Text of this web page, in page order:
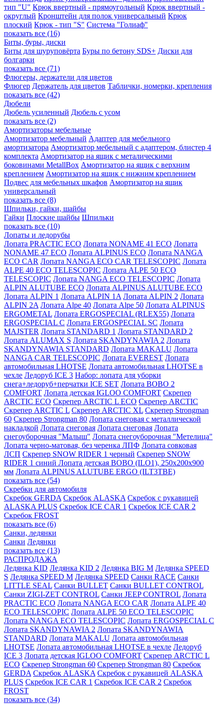
тип "U" Крюк ввертный - прямоугольный Крюк ввертный -
округлый Кронштейн для полок универсальный Крюк
плоский Крюк - тип "S" Система "Голиаф"
показать все (16)
Биты, буры, диски
Биты для шуруповёрта Буры по бетону SDS+ Диски для
болгарки
показать все (71)
Флюгеры, держатели для цветов
Флюгер Держатель для цветов Таблички, номерки, крепления
показать все (42)
Дюбели
Дюбель усиленный Дюбель с усом
показать все (2)
Амортизаторы мебельные
Амортизатор мебельный Адаптер для мебельного
амортизатора Амортизатор мебельный с адаптером, блистер 4
комплекта Амортизатор на ящик с металическими
боковинами MetallBox Амортизатор на ящик с верхним
креплением Амортизатор на ящик с нижним креплением
Подвес для мебельных шкафов Амортизатор на ящик
универсальный
показать все (8)
Шпильки, гайки, шайбы
Гайки Плоские шайбы Шпильки
показать все (10)
Лопаты и ледорубы
Лопата PRACTIC ECO Лопата NONAME 41 ECO Лопата
NONAME 47 ECO Лопата ALPINUS ECO Лопата NANGA
ECO CAR Лопата NANGA ECO CAR TELESCOPIC Лопата
ALPE 40 ECO TELESCOPIC Лопата ALPE 50 ECO
TELESCOPIC Лопата NANGA ECO TELESCOPIC Лопата
ALPIN ALUTUBE ECO Лопата ALPINUS ALUTUBE ECO
Лопата ALPIN 1 Лопата ALPIN 1A Лопата ALPIN 2 Лопата
ALPIN 2A Лопата Alpe 40 Лопата Alpe 50 Лопата ALPINUS
ERGOMETAL Лопата ERGOSPECIAL (RLEX55) Лопата
ERGOSPECIAL C Лопата ERGOSPECIAL SC Лопата
MAJSTER Лопата STANDARD 1 Лопата STANDARD 2
Лопата ALUMAX S Лопата SKANDYNAWIA 2 Лопата
SKANDYNAWIA STANDARD Лопата MAKALU Лопата
NANGA CAR TELESCOPIC Лопата EVEREST Лопата
автомобильная LHOTSE Лопата автомобильная LHOTSE в
чехле Ледоруб ICE 3 Набор: лопата для уборки
снега+ледоруб+перчатки ICE SET Лопата BOBO 2
COMFORT Лопата детская IGLOO COMFORT Скрепер
ARCTIC ECO Скрепер ARCTIC L ECO Скрепер ARCTIC
Скрепер ARCTIC L Скрепер ARCTIC XL Скрепер Strongman
60 Скрепер Strongman 80 Лопата снеговая с металлической
накладкой Лопата снеговая Лопата снеговая Лопата
снегоуборочная "Малыш" Лопата снегоуборочная "Метелица"
Лопата черно-матовая, без черенка ЛПФ Лопата совковая
ЛСП Скрепер SNOW RIDER 1 черный Скрепер SNOW
RIDER 1 синий Лопата детская BOBO (ILО1), 250x200x900
мм Лопата ALPINUS ALUTUBE ERGO (ILT3TBE)
показать все (54)
Скребки для автомобиля
Скребок GERDA Скребок ALASKA Скребок с рукавицей
ALASKA PLUS Скребок ICE CAR 1 Скребок ICE CAR 2
Скребок FROST
показать все (6)
Санки, ледянки
Санки Ледянки
показать все (13)
РАСПРОДАЖА
Ледянка KID Ледянка KID 2 Ледянка BIG M Ледянка SPEED
S Ледянка SPEED M Ледянка SPEED Санки RACE Санки
LITTLE SEAL Санки BULLET Санки BULLET CONTROL
Санки ZIGI-ZET CONTROL Санки JEEP CONTROL Лопата
PRACTIC ECO Лопата NANGA ECO CAR Лопата ALPE 40
ECO TELESCOPIC Лопата ALPE 50 ECO TELESCOPIC
Лопата NANGA ECO TELESCOPIC Лопата ERGOSPECIAL C
Лопата SKANDYNAWIA 2 Лопата SKANDYNAWIA
STANDARD Лопата MAKALU Лопата автомобильная
LHOTSE Лопата автомобильная LHOTSE в чехле Ледоруб
ICE 3 Лопата детская IGLOO COMFORT Скрепер ARCTIC L
ECO Скрепер Strongman 60 Скрепер Strongman 80 Скребок
GERDA Скребок ALASKA Скребок с рукавицей ALASKA
PLUS Скребок ICE CAR 1 Скребок ICE CAR 2 Скребок
FROST
показать все (34)